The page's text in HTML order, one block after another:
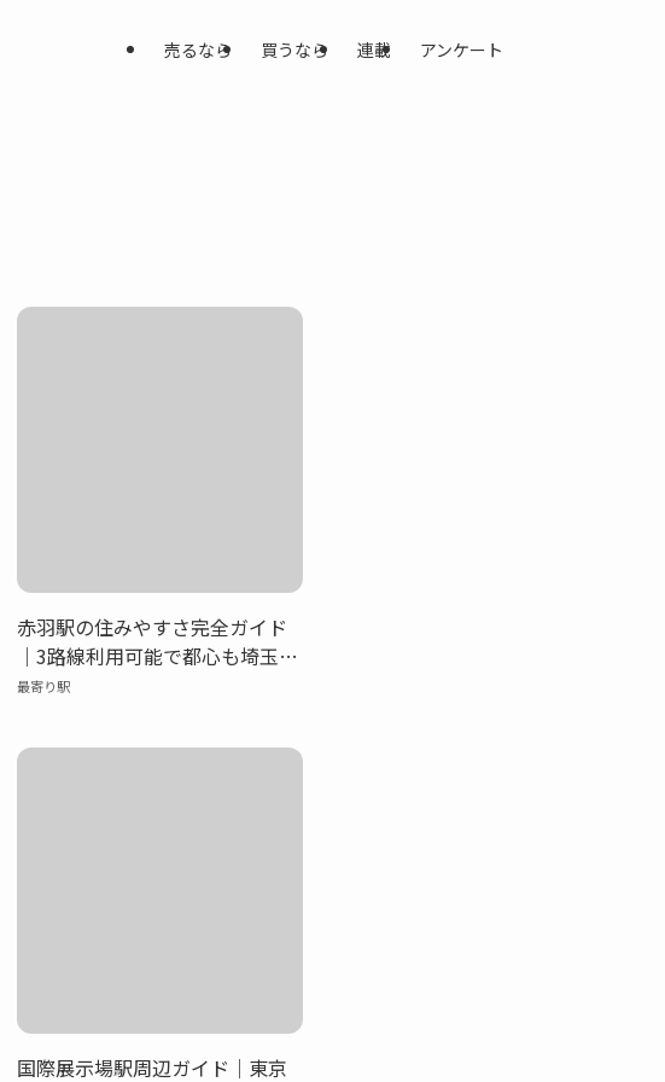
売るなら 買うなら 連載 アンケート
赤羽駅の住みやすさ完全ガイド
｜3路線利用可能で都心も埼玉も
アクセス抜群！飲み屋街と生活
最寄り駅
国際展示場駅周辺ガイド｜東京